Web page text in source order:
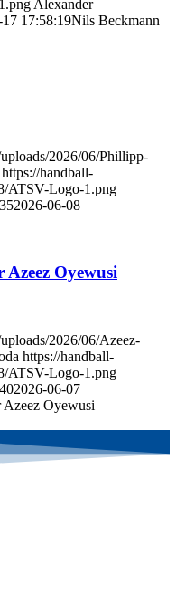
Alexander
17:58:19Nils Beckmann
2026/06/Phillipp-
https://handball-
ATSV-Logo-1.png
2026-06-08
Oyewusi
2026/06/Azeez-
https://handball-
ATSV-Logo-1.png
2026-06-07
Oyewusi